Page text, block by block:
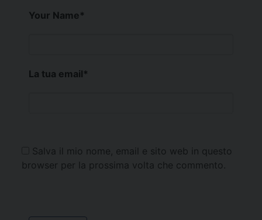
Your Name*
La tua email*
Salva il mio nome, email e sito web in questo
browser per la prossima volta che commento.